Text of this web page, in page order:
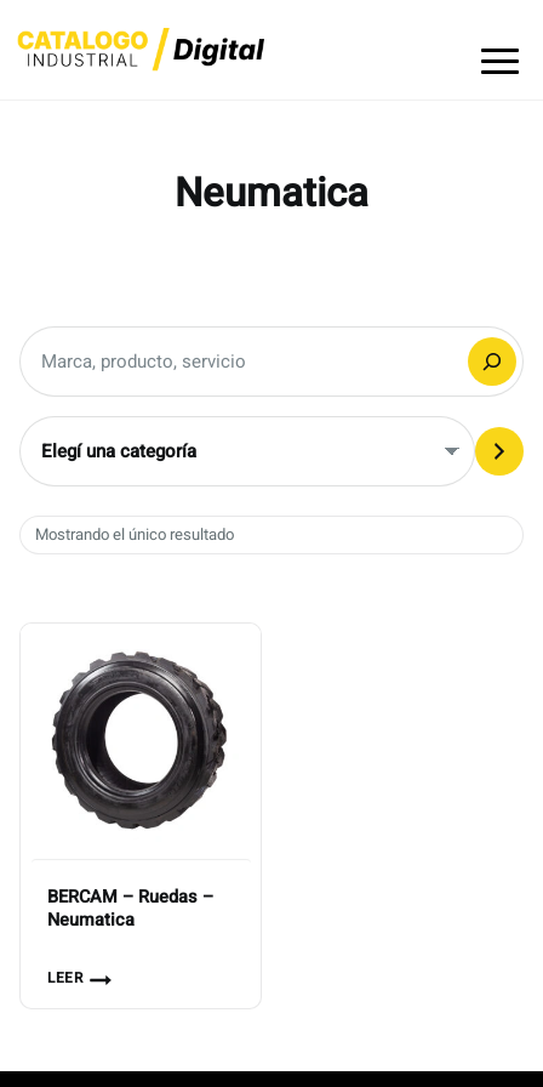
to
Neumatica
Mostrando el único resultado
BERCAM – Ruedas –
Neumatica
LEER
Elegí
una
categoría